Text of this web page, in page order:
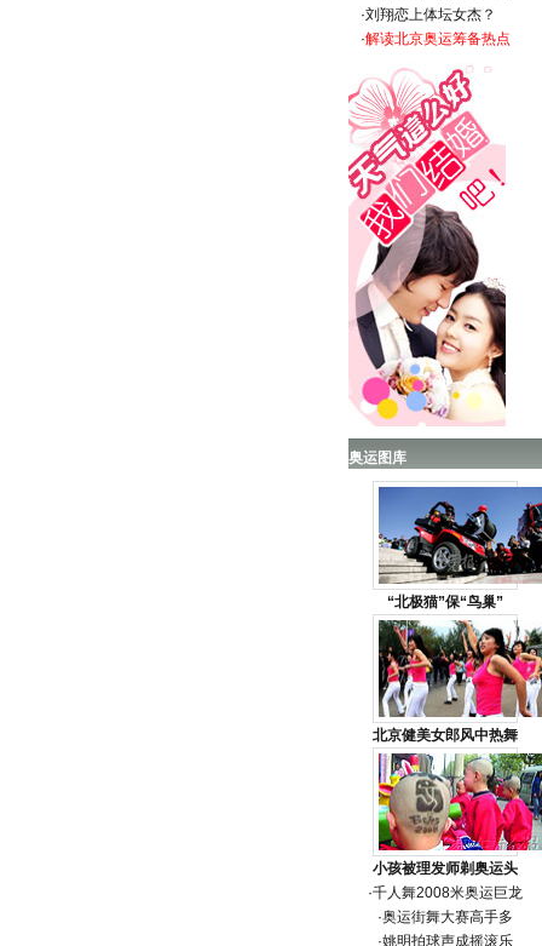
·刘翔恋上体坛女杰？
·解读北京奥运筹备热点
奥运图库
“北极猫”保“鸟巢”
北京健美女郎风中热舞
小孩被理发师剃奥运头
·千人舞2008米奥运巨龙
·奥运街舞大赛高手多
·姚明拍球声成摇滚乐